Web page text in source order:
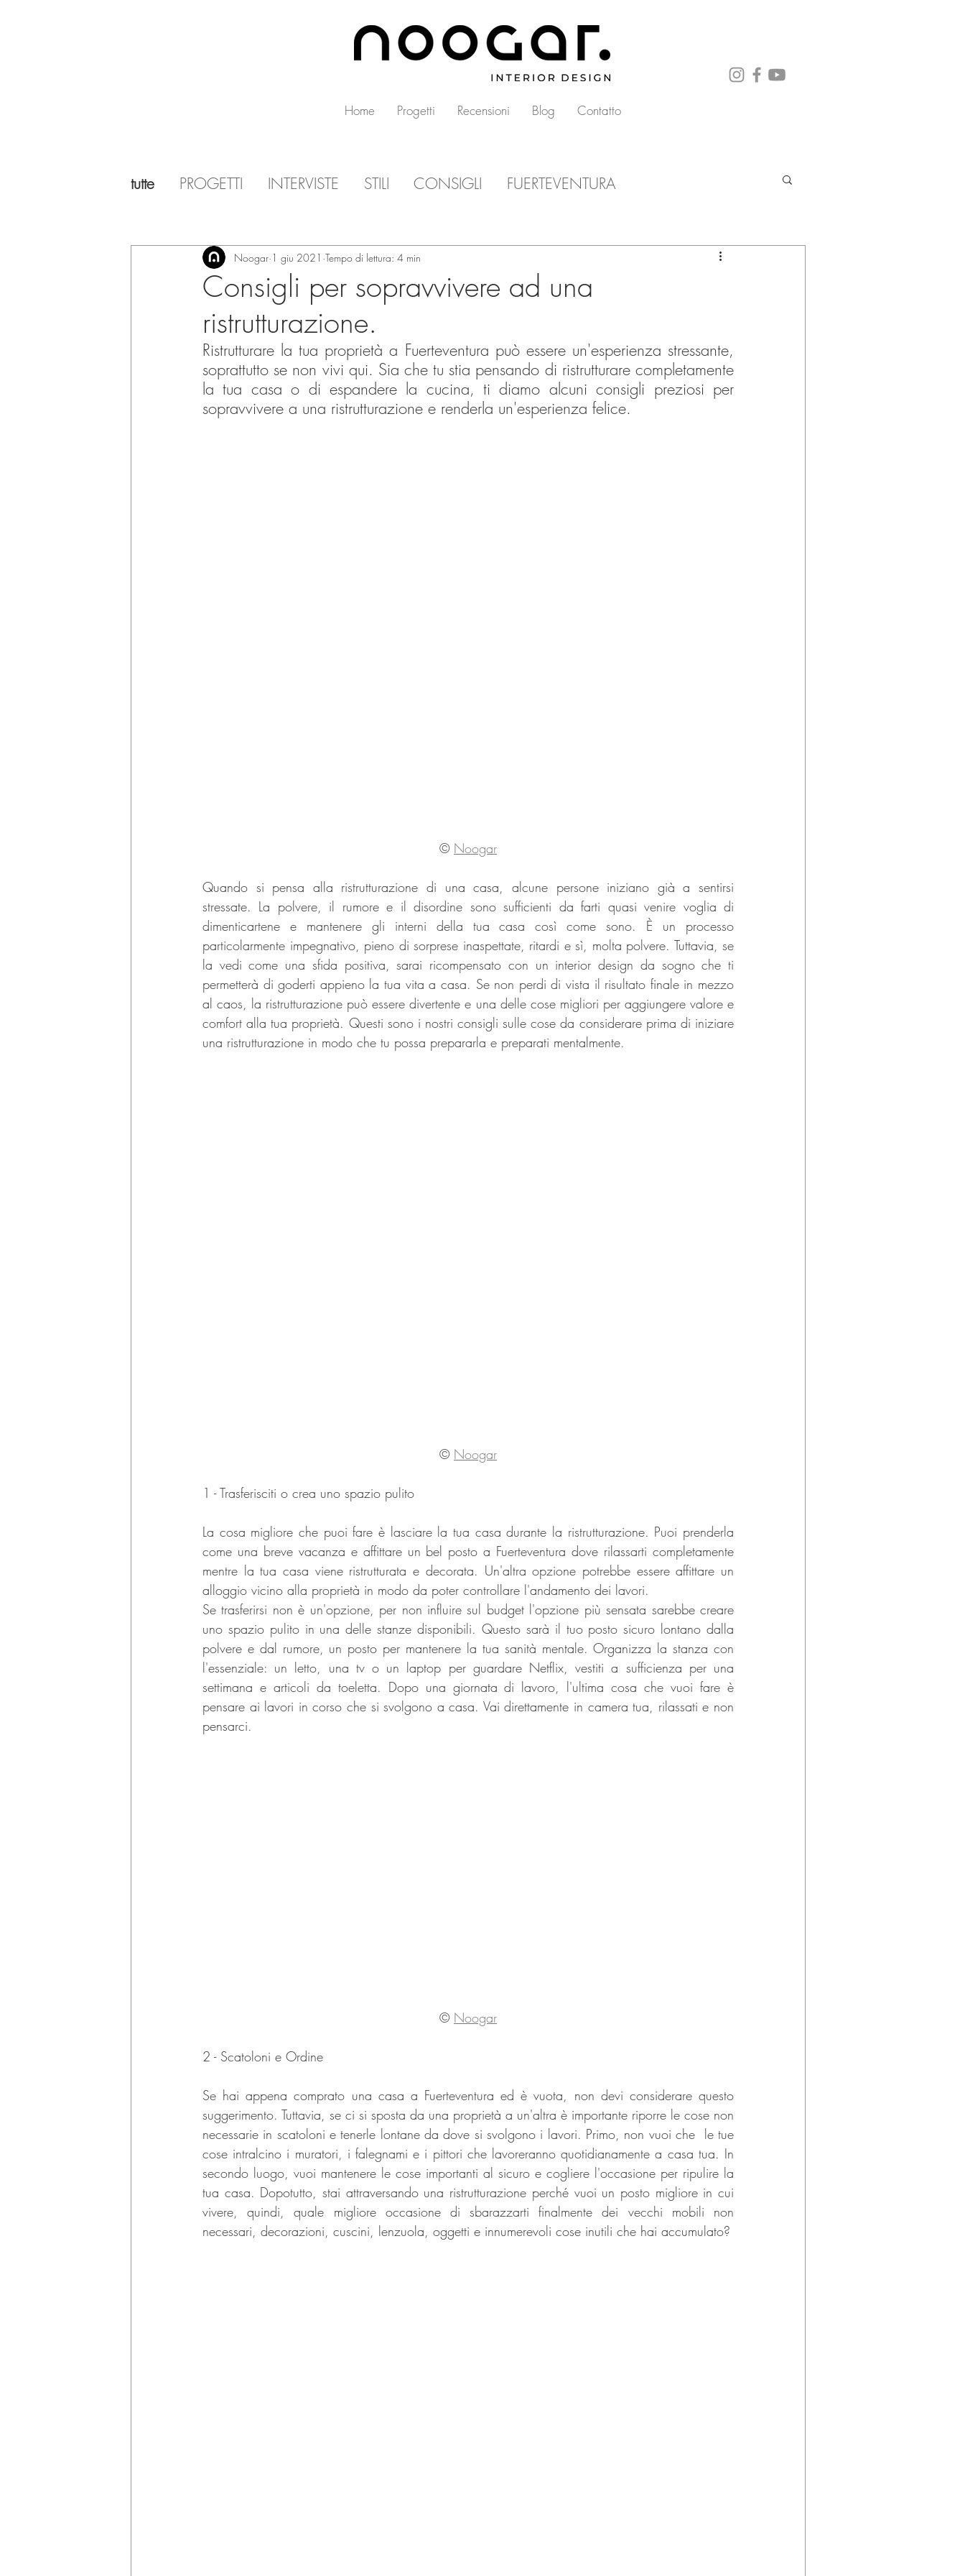
Home Progetti Recensioni Blog Contatto
Consigli per sopravvivere ad una
ristrutturazione.
Noogar 1 giu 2021 Tempo di lettura: 4 min
Ristrutturare la tua proprietà a Fuerteventura può essere un'esperienza stressante,
soprattutto se non vivi qui. Sia che tu stia pensando di ristrutturare completamente
la tua casa o di espandere la cucina, ti diamo alcuni consigli preziosi per
sopravvivere a una ristrutturazione e renderla un'esperienza felice.
© Noogar
Quando si pensa alla ristrutturazione di una casa, alcune persone iniziano già a sentirsi
stressate. La polvere, il rumore e il disordine sono sufficienti da farti quasi venire voglia di
dimenticartene e mantenere gli interni della tua casa così come sono. È un processo
particolarmente impegnativo, pieno di sorprese inaspettate, ritardi e sì, molta polvere. Tuttavia, se
la vedi come una sfida positiva, sarai ricompensato con un interior design da sogno che ti
permetterà di goderti appieno la tua vita a casa. Se non perdi di vista il risultato finale in mezzo
al caos, la ristrutturazione può essere divertente e una delle cose migliori per aggiungere valore e
comfort alla tua proprietà. Questi sono i nostri consigli sulle cose da considerare prima di iniziare
una ristrutturazione in modo che tu possa prepararla e preparati mentalmente.
© Noogar
1 - Trasferisciti o crea uno spazio pulito
La cosa migliore che puoi fare è lasciare la tua casa durante la ristrutturazione. Puoi prenderla
come una breve vacanza e affittare un bel posto a Fuerteventura dove rilassarti completamente
mentre la tua casa viene ristrutturata e decorata. Un'altra opzione potrebbe essere affittare un
alloggio vicino alla proprietà in modo da poter controllare l'andamento dei lavori.
Se trasferirsi non è un'opzione, per non influire sul budget l'opzione più sensata sarebbe creare
uno spazio pulito in una delle stanze disponibili. Questo sarà il tuo posto sicuro lontano dalla
polvere e dal rumore, un posto per mantenere la tua sanità mentale. Organizza la stanza con
l'essenziale: un letto, una tv o un laptop per guardare Netflix, vestiti a sufficienza per una
settimana e articoli da toeletta. Dopo una giornata di lavoro, l'ultima cosa che vuoi fare è
pensare ai lavori in corso che si svolgono a casa. Vai direttamente in camera tua, rilassati e non
pensarci.
© Noogar
2 - Scatoloni e Ordine
Se hai appena comprato una casa a Fuerteventura ed è vuota, non devi considerare questo
suggerimento. Tuttavia, se ci si sposta da una proprietà a un'altra è importante riporre le cose non
necessarie in scatoloni e tenerle lontane da dove si svolgono i lavori. Primo, non vuoi che  le tue
cose intralcino i muratori, i falegnami e i pittori che lavoreranno quotidianamente a casa tua. In
secondo luogo, vuoi mantenere le cose importanti al sicuro e cogliere l'occasione per ripulire la
tua casa. Dopotutto, stai attraversando una ristrutturazione perché vuoi un posto migliore in cui
vivere, quindi, quale migliore occasione di sbarazzarti finalmente dei vecchi mobili non
necessari, decorazioni, cuscini, lenzuola, oggetti e innumerevoli cose inutili che hai accumulato?
tutte PROGETTI INTERVISTE STILI CONSIGLI FUERTEVENTURA